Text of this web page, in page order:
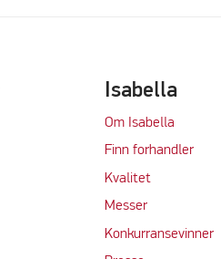
Isabella
Om Isabella
Finn forhandler
Kvalitet
Messer
Konkurransevinner